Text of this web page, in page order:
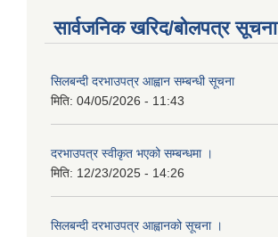
सार्वजनिक खरिद/बोलपत्र सूचना
सिलबन्दी दरभाउपत्र आह्वान सम्बन्धी सूचना
मिति: 04/05/2026 - 11:43
दरभाउपत्र स्वीकृत भएको सम्बन्धमा ।
मिति: 12/23/2025 - 14:26
सिलबन्दी दरभाउपत्र आह्वानको सूचना ।